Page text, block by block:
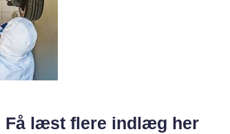
Få læst flere indlæg her